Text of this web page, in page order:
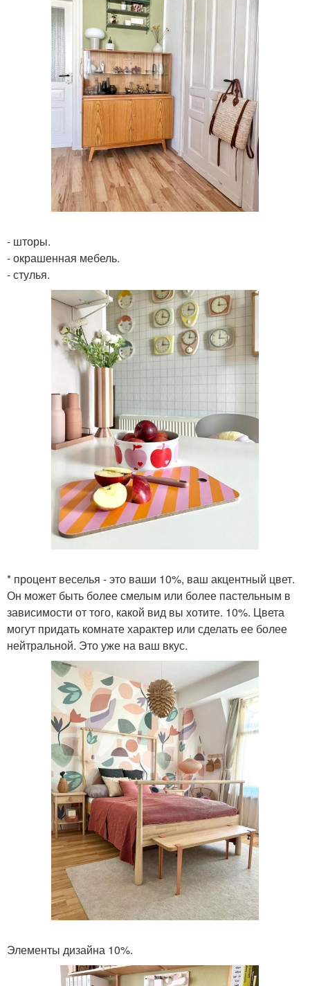
- шторы.
- окрашенная мебель.
- стулья.
* процент веселья - это ваши 10%, ваш акцентный цвет.
Он может быть более смелым или более пастельным в
зависимости от того, какой вид вы хотите. 10%. Цвета
могут придать комнате характер или сделать ее более
нейтральной. Это уже на ваш вкус.
Элементы дизайна 10%.